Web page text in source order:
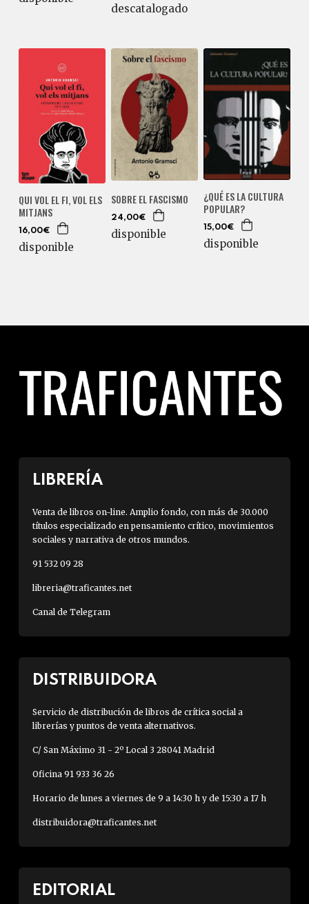
descatalogado
QUI VOL EL FI, VOL ELS
MITJANS
16,00€
disponible
SOBRE EL FASCISMO
24,00€
disponible
¿QUÉ ES LA CULTURA
POPULAR?
15,00€
disponible
LIBRERÍA
Venta de libros on-line. Amplio fondo, con más de 30.000
títulos especializado en pensamiento crítico, movimientos
sociales y narrativa de otros mundos.
91 532 09 28
libreria@traficantes.net
Canal de Telegram
DISTRIBUIDORA
Servicio de distribución de libros de crítica social a
librerías y puntos de venta alternativos.
C/ San Máximo 31 - 2º Local 3 28041 Madrid
Oficina 91 933 36 26
Horario de lunes a viernes de 9 a 14:30 h y de 15:30 a 17 h
distribuidora@traficantes.net
EDITORIAL